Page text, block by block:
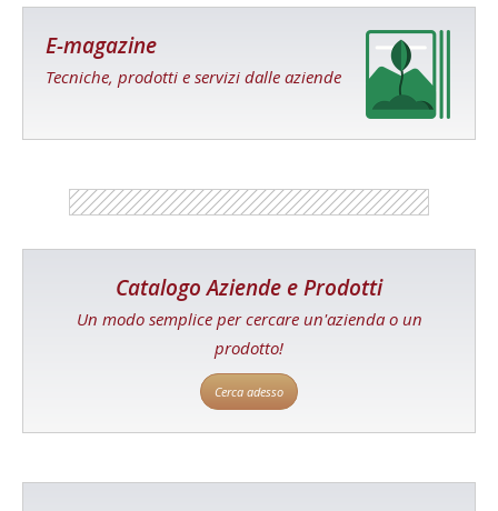
E-magazine
Tecniche, prodotti e servizi dalle aziende
Catalogo Aziende e Prodotti
Un modo semplice per cercare un'azienda o un
prodotto!
Cerca adesso